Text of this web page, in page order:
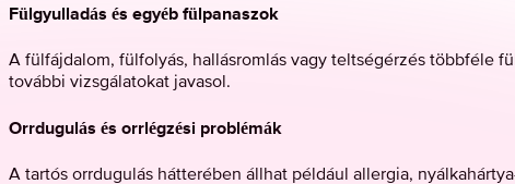
Fülgyulladás és egyéb fülpanaszok
A fülfájdalom, fülfolyás, hallásromlás vagy teltségérzés többféle
további vizsgálatokat javasol.
Orrdugulás és orrlégzési problémák
A tartós orrdugulás hátterében állhat például allergia,